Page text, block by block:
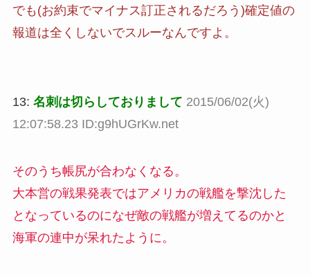
でも(お約束でマイナス訂正されるだろう)確定値の
報道は全くしないでスルーなんですよ。
13: 名刺は切らしておりまして 2015/06/02(火)
12:07:58.23 ID:g9hUGrKw.net
そのうち帳尻が合わなくなる。
大本営の戦果発表ではアメリカの戦艦を撃沈した
となっているのになぜ敵の戦艦が増えてるのかと
海軍の連中が呆れたように。